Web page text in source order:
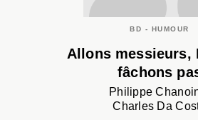
BD - HUMOUR
Allons messieurs,
fâchons
Philippe
Charles Da